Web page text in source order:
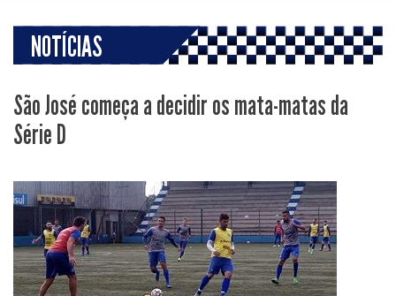
NOTÍCIAS
São José começa a decidir os mata-matas da
Série D